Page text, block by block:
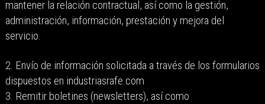
mantener la relación contractual, así como la gestión,
administración, información, prestación y mejora del
servicio.
2. Envío de información solicitada a través de los formularios
dispuestos en industriasrafe.com
3. Remitir boletines (newsletters), así como